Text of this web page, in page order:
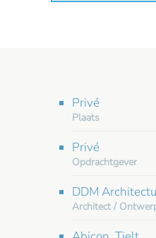
Privé
Plaats
Privé
Opdrachtgever
DDM
Architect /